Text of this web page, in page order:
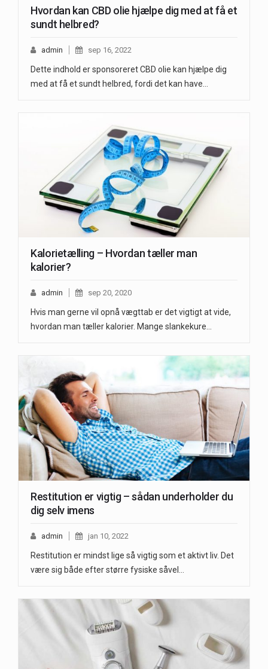
Hvordan kan CBD olie hjælpe dig med at få et
sundt helbred?
admin sep 16, 2022
Dette indhold er sponsoreret CBD olie kan hjælpe dig
med at få et sundt helbred, fordi det kan have…
Kalorietælling – Hvordan tæller man
kalorier?
admin sep 20, 2020
Hvis man gerne vil opnå vægttab er det vigtigt at vide,
hvordan man tæller kalorier. Mange slankekure…
Restitution er vigtig – sådan underholder du
dig selv imens
admin jan 10, 2022
Restitution er mindst lige så vigtig som et aktivt liv. Det
være sig både efter større fysiske såvel…